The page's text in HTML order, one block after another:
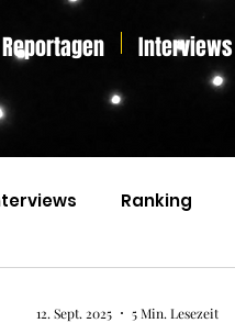
Reportagen Interviews
Ranking
12. Sept. 2025 5 Min. Lesezeit